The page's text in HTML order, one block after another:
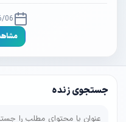
جستجوی زنده